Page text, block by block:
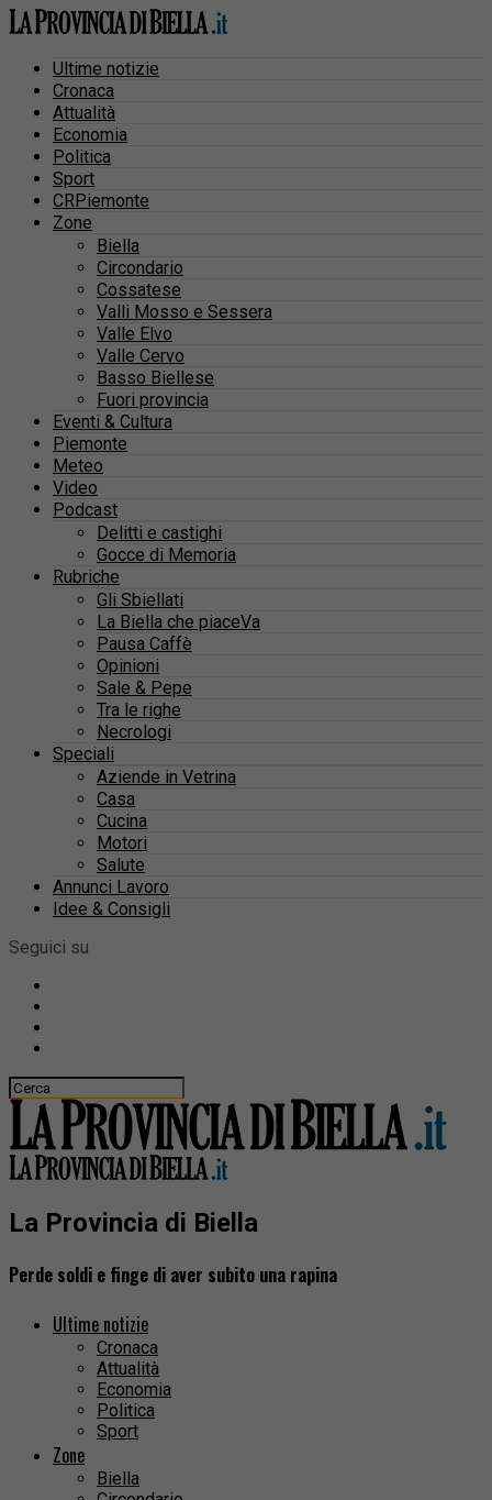
Ultime notizie
Cronaca
Attualità
Economia
Politica
Sport
CRPiemonte
Zone
Biella
Circondario
Cossatese
Valli Mosso e Sessera
Valle Elvo
Valle Cervo
Basso Biellese
Fuori provincia
Eventi & Cultura
Piemonte
Meteo
Video
Podcast
Delitti e castighi
Gocce di Memoria
Rubriche
Gli Sbiellati
La Biella che piaceVa
Pausa Caffè
Opinioni
Sale & Pepe
Tra le righe
Necrologi
Speciali
Aziende in Vetrina
Casa
Cucina
Motori
Salute
Annunci Lavoro
Idee & Consigli
Seguici su
La Provincia di Biella
Perde soldi e finge di aver subito una rapina
Ultime notizie
Cronaca
Attualità
Economia
Politica
Sport
Zone
Biella